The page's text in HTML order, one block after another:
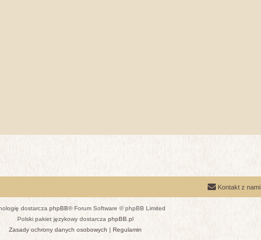
Kontakt z nami
dostarcza phpBB® Forum Software © phpBB Limited
Polski pakiet językowy dostarcza phpBB.pl
Zasady ochrony danych osobowych | Regulamin